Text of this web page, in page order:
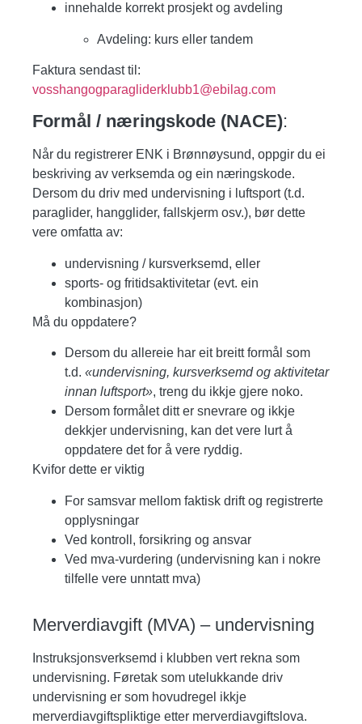
innehalde korrekt prosjekt og avdeling
Avdeling: kurs eller tandem
Faktura sendast til:
vosshangogparagliderklubb1@ebilag.com
Formål / næringskode (NACE):
Når du registrerer ENK i Brønnøysund, oppgir du ei
beskriving av verksemda og ein næringskode.
Dersom du driv med undervisning i luftsport (t.d.
paraglider, hangglider, fallskjerm osv.), bør dette
vere omfatta av:
undervisning / kursverksemd, eller
sports- og fritidsaktivitetar (evt. ein
kombinasjon)
Må du oppdatere?
Dersom du allereie har eit breitt formål som
t.d. «undervisning, kursverksemd og aktivitetar
innan luftsport», treng du ikkje gjere noko.
Dersom formålet ditt er snevrare og ikkje
dekkjer undervisning, kan det vere lurt å
oppdatere det for å vere ryddig.
Kvifor dette er viktig
For samsvar mellom faktisk drift og registrerte
opplysningar
Ved kontroll, forsikring og ansvar
Ved mva-vurdering (undervisning kan i nokre
tilfelle vere unntatt mva)
Merverdiavgift (MVA) – undervisning
Instruksjonsverksemd i klubben vert rekna som
undervisning. Føretak som utelukkande driv
undervisning er som hovudregel ikkje
merverdiavgiftspliktige etter merverdiavgiftslova.